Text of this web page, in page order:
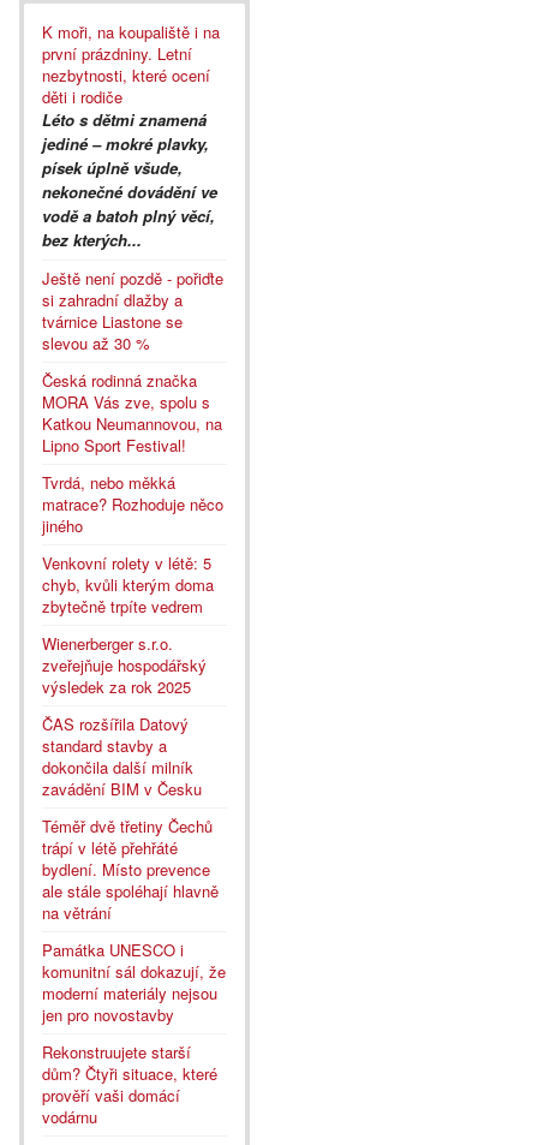
K moři, na koupaliště i na
první prázdniny. Letní
nezbytnosti, které ocení
děti i rodiče
Léto s dětmi znamená
jediné – mokré plavky,
písek úplně všude,
nekonečné dovádění ve
vodě a batoh plný věcí,
bez kterých...
Ještě není pozdě - pořiďte
si zahradní dlažby a
tvárnice Liastone se
slevou až 30 %
Česká rodinná značka
MORA Vás zve, spolu s
Katkou Neumannovou, na
Lipno Sport Festival!
Tvrdá, nebo měkká
matrace? Rozhoduje něco
jiného
Venkovní rolety v létě: 5
chyb, kvůli kterým doma
zbytečně trpíte vedrem
Wienerberger s.r.o.
zveřejňuje hospodářský
výsledek za rok 2025
ČAS rozšířila Datový
standard stavby a
dokončila další milník
zavádění BIM v Česku
Téměř dvě třetiny Čechů
trápí v létě přehřáté
bydlení. Místo prevence
ale stále spoléhají hlavně
na větrání
Památka UNESCO i
komunitní sál dokazují, že
moderní materiály nejsou
jen pro novostavby
Rekonstruujete starší
dům? Čtyři situace, které
prověří vaši domácí
vodárnu